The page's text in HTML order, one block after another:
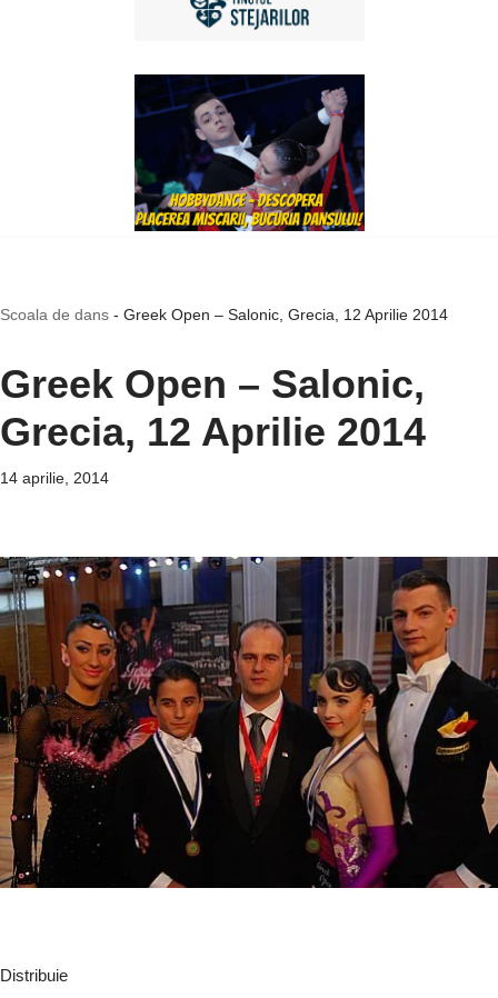
Scoala de dans - Greek Open – Salonic, Grecia, 12 Aprilie 2014
Greek Open – Salonic,
Grecia, 12 Aprilie 2014
14 aprilie, 2014
Distribuie